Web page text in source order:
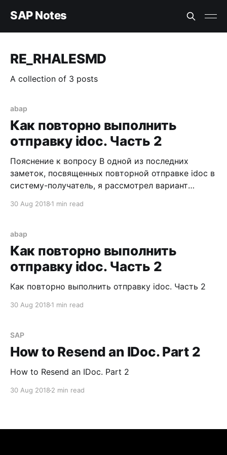
SAP Notes
RE_RHALESMD
A collection of 3 posts
abap
Как повторно выполнить
отправку idoc. Часть 2
Пояснение к вопросу В одной из последних
заметок, посвященных повторной отправке idoc в
систему-получатель, я рассмотрел вариант
повторном создании документа, на основании
выполнить отправку idoc? Часть 1 В этой заметке
я хочу рассмотреть вариант повторного
формирования idoc,
30 Aug 2018 1 min read
abap
Как повторно выполнить
отправку idoc. Часть 2
Как повторно выполнить отправку idoc. Часть 2
30 Aug 2018 1 min read
SAP
How to Resend an IDoc. Part 2
How to Resend an IDoc. Part 2
30 Aug 2018 2 min read